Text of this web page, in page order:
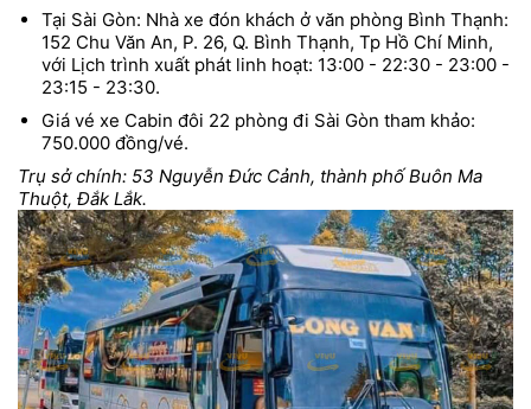
Tại Sài Gòn: Nhà xe đón khách ở văn phòng Bình Thạnh:
152 Chu Văn An, P. 26, Q. Bình Thạnh, Tp Hồ Chí Minh,
với Lịch trình xuất phát linh hoạt: 13:00 - 22:30 - 23:00 -
23:15 - 23:30.
Giá vé xe Cabin đôi 22 phòng đi Sài Gòn tham khảo:
750.000 đồng/vé.
Trụ sở chính: 53 Nguyễn Đức Cảnh, thành phố Buôn Ma
Thuột, Đắk Lắk.